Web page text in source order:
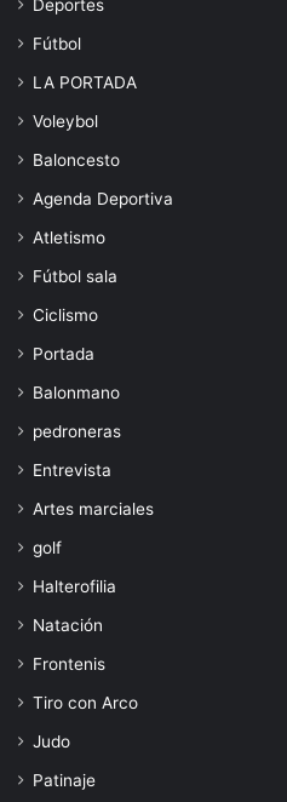
Deportes
Fútbol
LA PORTADA
Voleybol
Baloncesto
Agenda Deportiva
Atletismo
Fútbol sala
Ciclismo
Portada
Balonmano
pedroneras
Entrevista
Artes marciales
golf
Halterofilia
Natación
Frontenis
Tiro con Arco
Judo
Patinaje